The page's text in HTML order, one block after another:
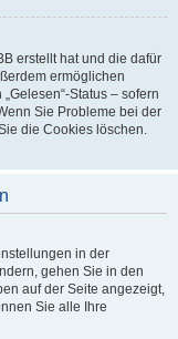
erstellt hat und die dafür
ermöglichen
Status – sofern
Sie Probleme bei der
die Cookies löschen.
in der
gehen Sie in den
auf der Seite angezeigt,
Sie alle Ihre